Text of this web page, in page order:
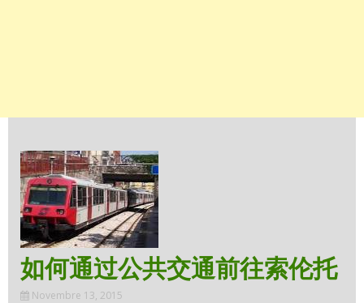
如何通过公共交通前往索伦托
Novembre 13, 2015